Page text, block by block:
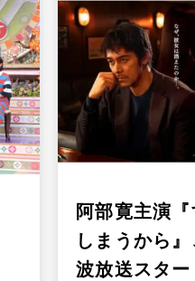
阿部寛主演
しまうから
波放送スタ